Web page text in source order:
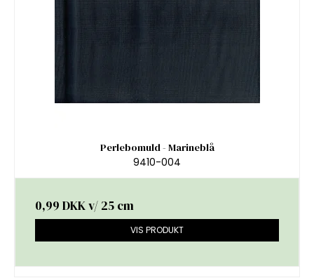
Perlebomuld - Marineblå
9410-004
0,99 DKKv/ 25 cm
VIS PRODUKT